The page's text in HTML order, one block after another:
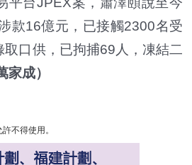
款16億元，已接觸2300名受
口供，已拘捕69人，凍結二
家成）
不得使用。